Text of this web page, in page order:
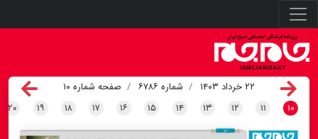
۲۲ خرداد ۱۴۰۳ شماره ۶۷۸۶
صفحه شماره ۱۰
۱۰ ۱۱ ۱۲ ۱۳ ۱۴ ۱۵ ۱۶ ۱۷ ۱۸ ۱۹ ۲۰